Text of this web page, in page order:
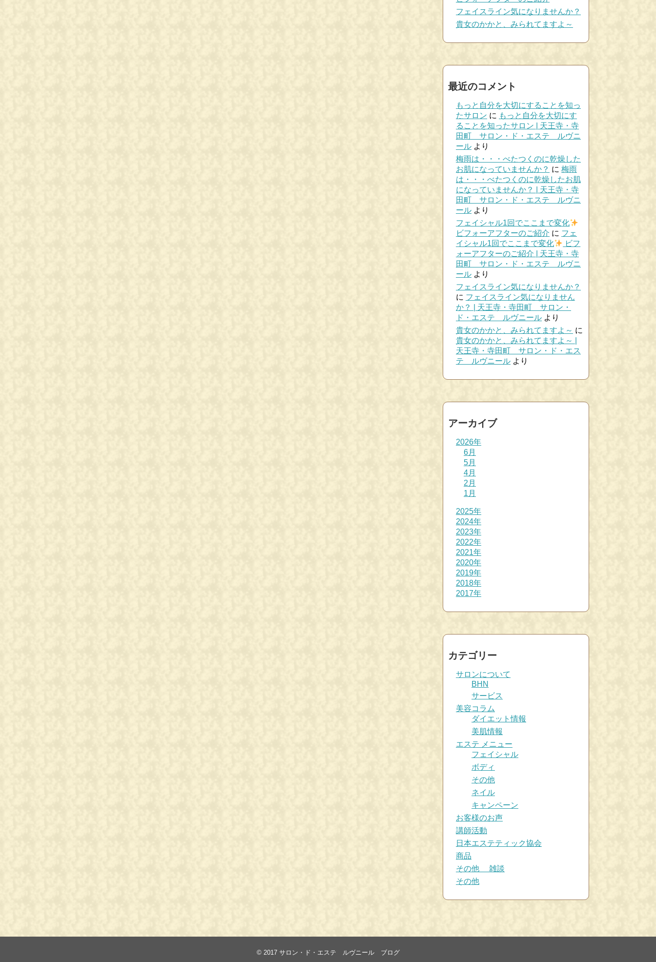
フェイスライン気になりませんか？
貴女のかかと、みられてますよ～
最近のコメント
もっと自分を大切にすることを知っ
たサロン に もっと自分を大切にす
ることを知ったサロン | 天王寺・寺
田町 サロン・ド・エステ ルヴニ
ール より
梅雨は・・・べたつくのに乾燥した
お肌になっていませんか？ に 梅雨
は・・・べたつくのに乾燥したお肌
になっていませんか？ | 天王寺・寺
田町 サロン・ド・エステ ルヴニ
ール より
フェイシャル1回でここまで変化
ビフォーアフターのご紹介 に フェ
イシャル1回でここまで変化
ビフ
ォーアフターのご紹介 | 天王寺・寺
田町 サロン・ド・エステ ルヴニ
ール より
フェイスライン気になりませんか？
に フェイスライン気になりません
か？ | 天王寺・寺田町 サロン・
ド・エステ ルヴニール より
貴女のかかと、みられてますよ～ に
貴女のかかと、みられてますよ～ |
天王寺・寺田町 サロン・ド・エス
テ ルヴニール より
アーカイブ
2026年
6月
5月
4月
2月
1月
2025年
2024年
2023年
2022年
2021年
2020年
2019年
2018年
2017年
カテゴリー
サロンについて
BHN
サービス
美容コラム
ダイエット情報
美肌情報
エステ メニュー
フェイシャル
ボディ
その他
ネイル
キャンペーン
お客様のお声
講師活動
日本エステティック協会
商品
その他 雑談
その他
© 2017 サロン・ド・エステ ルヴニール ブログ